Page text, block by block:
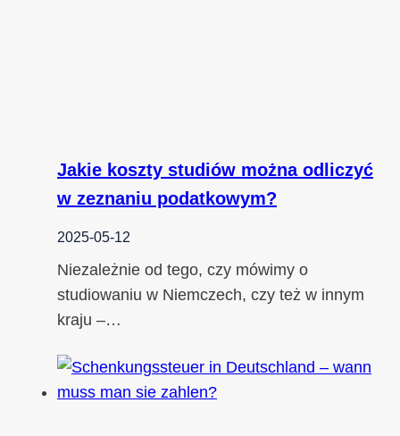
Jakie koszty studiów można odliczyć
w zeznaniu podatkowym?
2025-05-12
Niezależnie od tego, czy mówimy o
studiowaniu w Niemczech, czy też w innym
kraju –…